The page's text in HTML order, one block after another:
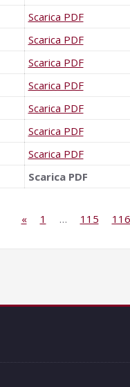
Scarica PDF
Scarica PDF
Scarica PDF
Scarica PDF
Scarica PDF
Scarica PDF
Scarica PDF
Scarica PDF
« 1 … 115 116